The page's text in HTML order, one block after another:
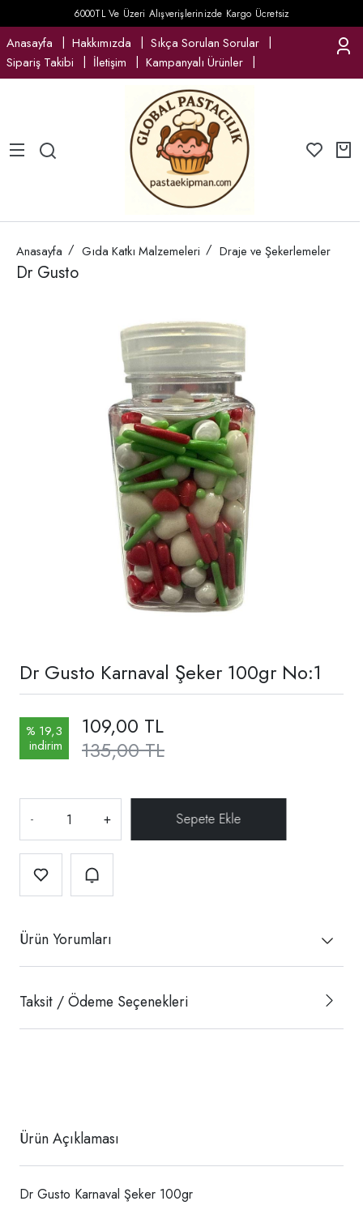
6000TL Ve Üzeri Alışverişlerinizde Kargo Ücretsiz
Anasayfa Hakkımızda
Sıkça Sorulan Sorular
Sipariş Takibi
İletişim Kampanyalı Ürünler
Anasayfa Gıda Katkı Malzemeleri Draje ve Şekerlemeler
Dr Gusto
Dr Gusto Karnaval Şeker 100gr No:1
% 19,3
indirim
135,00 TL
109,00 TL
- +
Ürün Yorumları
Taksit / Ödeme Seçenekleri
Ürün Açıklaması
Dr Gusto Karnaval Şeker 100gr